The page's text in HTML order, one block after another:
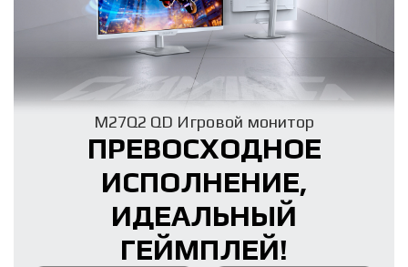
M27Q2 QD Игровой монитор
ПРЕВОСХОДНОЕ
ИСПОЛНЕНИЕ,
ИДЕАЛЬНЫЙ
ГЕЙМПЛЕЙ!